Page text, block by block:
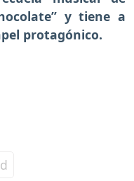
y tiene a
protagónico.